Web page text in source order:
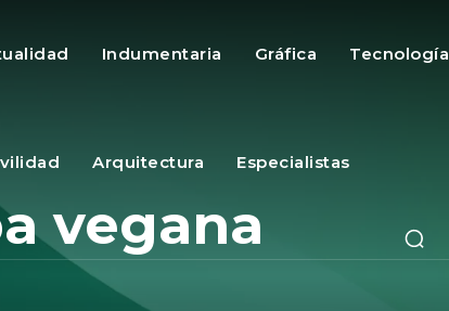
Indumentaria Gráfica Tecnología
Arquitectura Especialistas
vegana